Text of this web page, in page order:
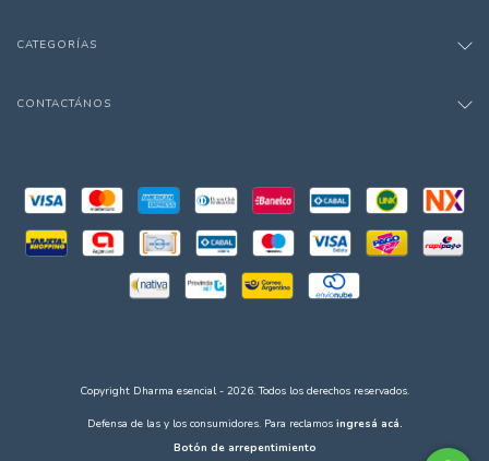
CATEGORÍAS
CONTACTÁNOS
Copyright Dharma esencial - 2026. Todos los derechos reservados.
Defensa de las y los consumidores. Para reclamos ingresá acá.
Botón de arrepentimiento